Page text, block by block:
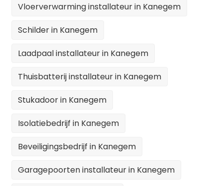
Vloerverwarming installateur in Kanegem
Schilder in Kanegem
Laadpaal installateur in Kanegem
Thuisbatterij installateur in Kanegem
Stukadoor in Kanegem
Isolatiebedrijf in Kanegem
Beveiligingsbedrijf in Kanegem
Garagepoorten installateur in Kanegem